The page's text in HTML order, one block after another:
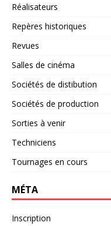
Réalisateurs
Repères historiques
Revues
Salles de cinéma
Sociétés de distibution
Sociétés de production
Sorties à venir
Techniciens
Tournages en cours
MÉTA
Inscription